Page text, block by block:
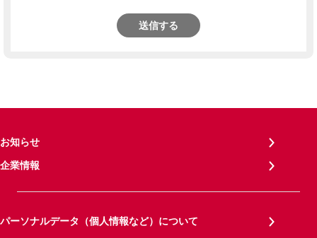
送信する
お知らせ
企業情報
パーソナルデータ（個人情報など）について